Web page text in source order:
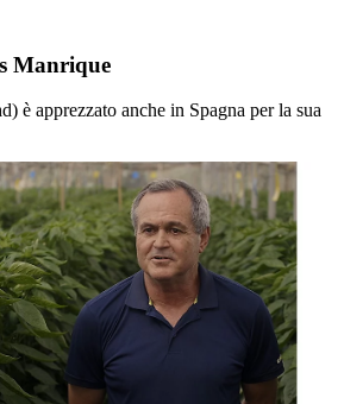
Manrique
è apprezzato anche in Spagna per la sua